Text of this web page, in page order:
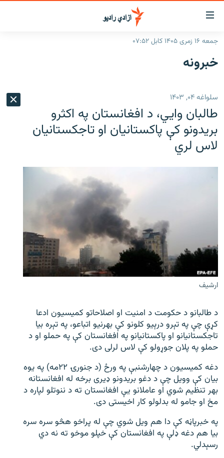
د
لاسرسۍ
وړ
لېنکونه
اصلي
ورتلل
اصلي
مېنو
ورتلل
راپورونه
سیمه
منځنی ختیځ
نړۍ
افغانستان
نړۍ
د خپرونو جدول
مرکې
اونیزې خپرونې
دري پاڼه
Azadi English
د ازادې اروپا/ ازادي راډيو ټولې پاڼې
جمعه ۱۶ زمری ۱۴۰۵ کابل ۰۷:۵۲
خبرونه
سلواغه ۰۴, ۱۴۰۳
طالبان وايي، د افغانستان په اکثرو
بریدونو کې پاکستانیان او تاجکستانیان
لاس لري
ارشیف
د طالبانو د حکومت د امنیت او اصلاحاتو کمیسیون ادعا
کړې چې په تېرو درېیو کلونو کې بهرنیو اتباعو، په تېره بیا
تاجکستانیانو او پاکستانیانو په افغانستان کې په حملو او د
حملو په پلان جوړولو کې لاس لرلی دی.
دغه کمیسیون د چهارشنبې په ورځ (د جنورۍ ۲۲مه) په یوه
بیان کې وویل چې د دغو بریدونو ډیری برخه له افغانستانه
بهر تنظیم شوي او عاملانو یې افغانستان ته د ننوتلو لپاره د
مخ او جامو له بدلولو کار اخیستی دی.
په خبرپاڼه کې دا هم ويل شوي چې له پراخو هڅو سره سره
بیا هم دغه ډلې په افغانستان کې خپلو موخو ته نه دي
رسېدلي.